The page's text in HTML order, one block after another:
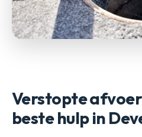
Verstopte
beste hulp in